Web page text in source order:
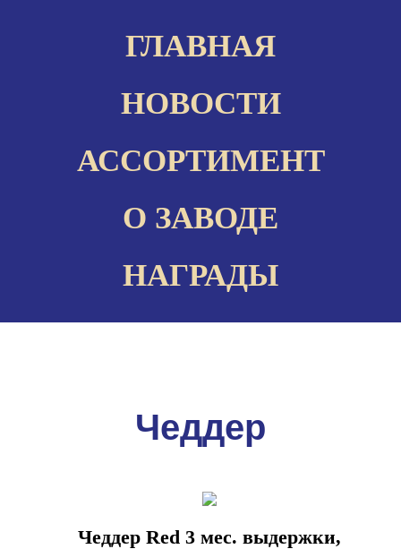
ГЛАВНАЯ
НОВОСТИ
АССОРТИМЕНТ
О ЗАВОДЕ
НАГРАДЫ
Чеддер
Чеддер Red 3 мес. выдержки,